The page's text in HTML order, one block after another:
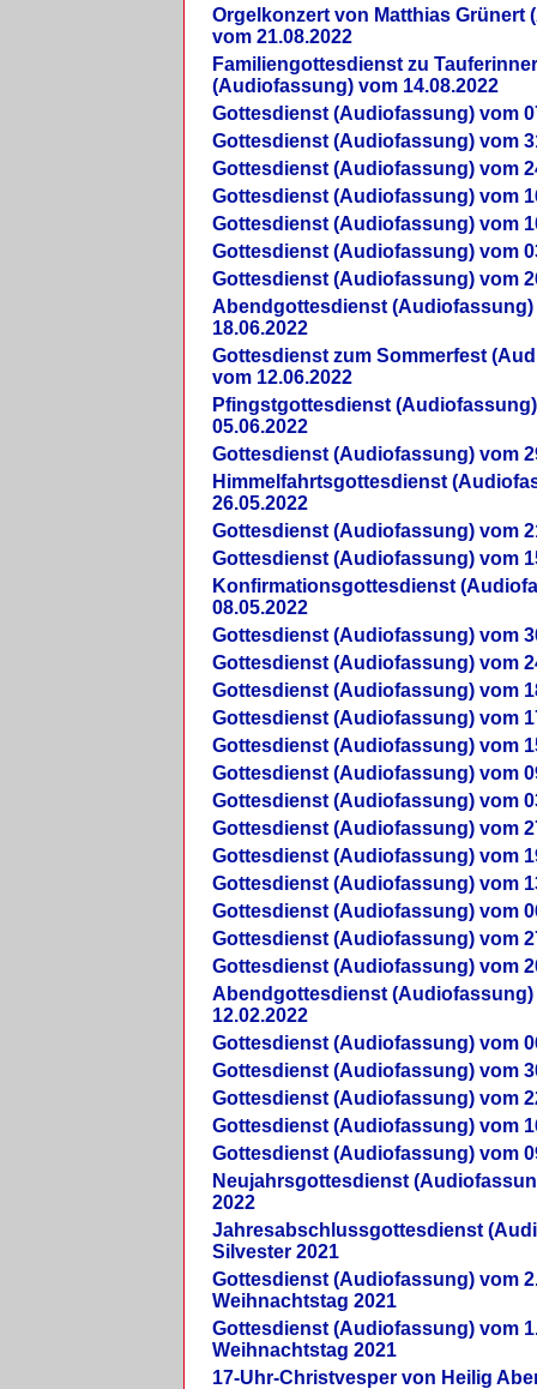
Orgelkonzert von Matthias Grünert
vom 21.08.2022
Familiengottesdienst zu
(Audiofassung) vom 14.08.2022
Gottesdienst (Audiofassung) vom
Gottesdienst (Audiofassung) vom
Gottesdienst (Audiofassung) vom
Gottesdienst (Audiofassung) vom
Gottesdienst (Audiofassung) vom
Gottesdienst (Audiofassung) vom
Gottesdienst (Audiofassung) vom
Abendgottesdienst (Audiofassung)
18.06.2022
Gottesdienst zum Sommerfest
vom 12.06.2022
Pfingstgottesdienst
05.06.2022
Gottesdienst (Audiofassung) vom
Himmelfahrtsgottesdienst
26.05.2022
Gottesdienst (Audiofassung) vom
Gottesdienst (Audiofassung) vom
Konfirmationsgottesdienst
08.05.2022
Gottesdienst (Audiofassung) vom
Gottesdienst (Audiofassung) vom
Gottesdienst (Audiofassung) vom
Gottesdienst (Audiofassung) vom
Gottesdienst (Audiofassung) vom
Gottesdienst (Audiofassung) vom
Gottesdienst (Audiofassung) vom
Gottesdienst (Audiofassung) vom
Gottesdienst (Audiofassung) vom
Gottesdienst (Audiofassung) vom
Gottesdienst (Audiofassung) vom
Gottesdienst (Audiofassung) vom
Gottesdienst (Audiofassung) vom
Abendgottesdienst (Audiofassung)
12.02.2022
Gottesdienst (Audiofassung) vom
Gottesdienst (Audiofassung) vom
Gottesdienst (Audiofassung) vom
Gottesdienst (Audiofassung) vom
Gottesdienst (Audiofassung) vom
Neujahrsgottesdienst
2022
Jahresabschlussgottesdienst
Silvester 2021
Gottesdienst (Audiofassung) vom
Weihnachtstag 2021
Gottesdienst (Audiofassung) vom
Weihnachtstag 2021
17-Uhr-Christvesper von Heilig